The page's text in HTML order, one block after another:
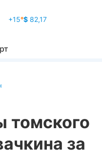
+15°$82,17
томского
за